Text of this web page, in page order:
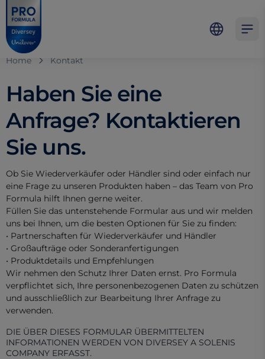
Skip to main content
Skip to navigation
Skip to footer
Pro Formula
Home Kontakt
Haben Sie eine
Anfrage? Kontaktieren
Sie uns.
Ob Sie Wiederverkäufer oder Händler sind oder einfach nur
eine Frage zu unseren Produkten haben – das Team von Pro
Formula hilft Ihnen gerne weiter.
Füllen Sie das untenstehende Formular aus und wir melden
uns bei Ihnen, um die besten Optionen für Sie zu finden:
• Partnerschaften für Wiederverkäufer und Händler
• Großaufträge oder Sonderanfertigungen
• Produktdetails und Empfehlungen
Wir nehmen den Schutz Ihrer Daten ernst. Pro Formula
verpflichtet sich, Ihre personenbezogenen Daten zu schützen
und ausschließlich zur Bearbeitung Ihrer Anfrage zu
verwenden.
DIE ÜBER DIESES FORMULAR ÜBERMITTELTEN
INFORMATIONEN WERDEN VON DIVERSEY A SOLENIS
COMPANY ERFASST.